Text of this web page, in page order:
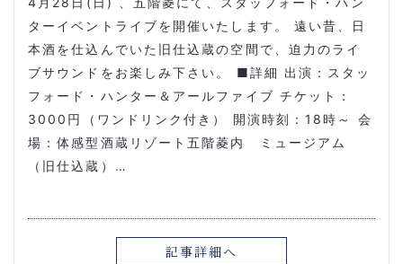
ターイベントライブを開催いたします。 遠い昔、日
本酒を仕込んでいた旧仕込蔵の空間で、迫力のライ
ブサウンドをお楽しみ下さい。 ■詳細 出演：スタッ
フォード・ハンター＆アールファイブ チケット：
3000円（ワンドリンク付き） 開演時刻：18時～ 会
場：体感型酒蔵リゾート五階菱内 ミュージアム
（旧仕込蔵）…
記事詳細へ